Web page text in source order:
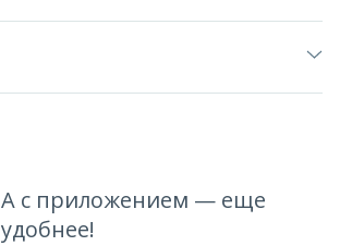
А с приложением — еще
удобнее!